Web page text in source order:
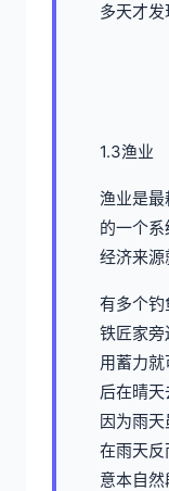
多天才发
1.3渔业
渔业是
的一个
经济来源
有多个
铁匠家
用蓄力
后在晴天
因为雨
在雨天
意本自